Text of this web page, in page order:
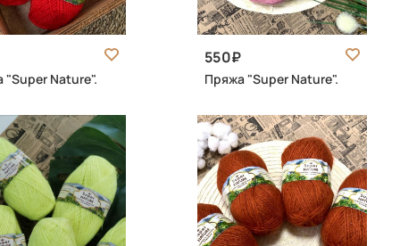
"Super Nature".
550
Пряжа "Super Nature".